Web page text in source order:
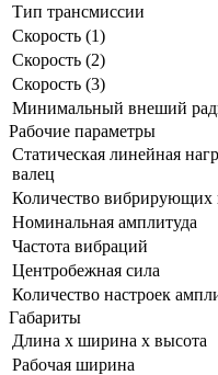
Тип трансмиссии
Скорость (1)
Скорость (2)
Скорость (3)
Минимальный внеший
Рабочие параметры
Статическая линейная
валец
Количество вибрирующих
Номинальная амплитуда
Частота вибраций
Центробежная сила
Количество настроек
Габариты
Длина x ширина x высота
Рабочая ширина